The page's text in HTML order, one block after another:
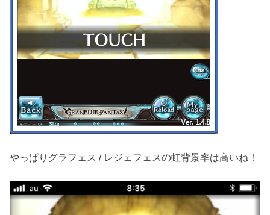
やっぱりグラフェス / レジェフェスの虹背景率は高いね！